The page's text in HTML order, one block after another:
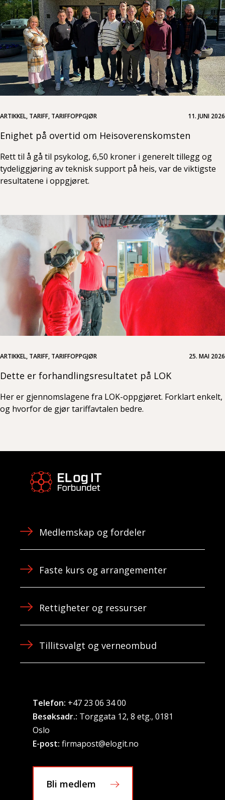
ARTIKKEL, TARIFF, TARIFFOPPGJØR 11. JUNI 2026
Enighet på overtid om Heisoverenskomsten
Rett til å gå til psykolog, 6,50 kroner i generelt tillegg og
tydeliggjøring av teknisk support på heis, var de viktigste
resultatene i oppgjøret.
ARTIKKEL, TARIFF, TARIFFOPPGJØR 25. MAI 2026
Dette er forhandlingsresultatet på LOK
Her er gjennomslagene fra LOK-oppgjøret. Forklart enkelt,
og hvorfor de gjør tariffavtalen bedre.
Medlemskap og fordeler
Faste kurs og arrangementer
Rettigheter og ressurser
Tillitsvalgt og verneombud
Telefon: +47 23 06 34 00
Besøksadr.: Torggata 12, 8 etg., 0181
Oslo
E-post: firmapost@elogit.no
Bli medlem